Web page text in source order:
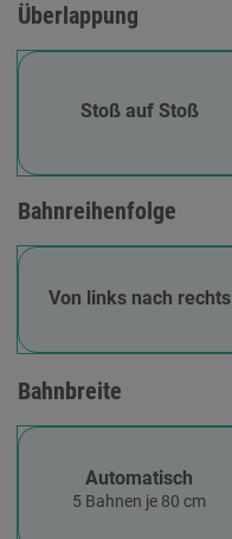
Überlappung
Stoß auf Stoß
Bahnreihenfolge
Von links nach rechts
Bahnbreite
Automatisch
5 Bahnen je 80 cm